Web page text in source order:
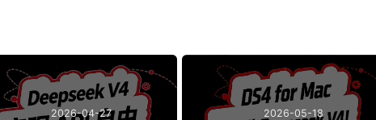
2026-04-27 2026-05-18